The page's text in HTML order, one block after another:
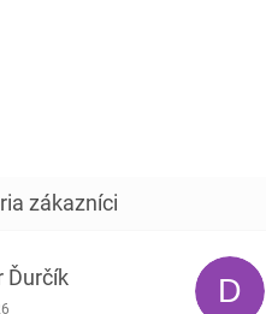
Ďurčík
obchodu je 5 z 5 hviezdičiek.
D